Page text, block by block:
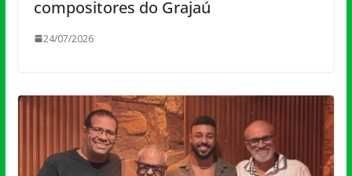
compositores do Grajaú
24/07/2026